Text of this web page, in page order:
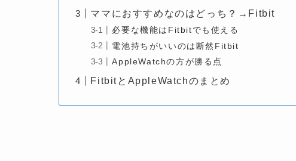
ママにおすすめなのはどっち？→Fitbit
必要な機能はFitbitでも使える
電池持ちがいいのは断然Fitbit
AppleWatchの方が勝る点
FitbitとAppleWatchのまとめ